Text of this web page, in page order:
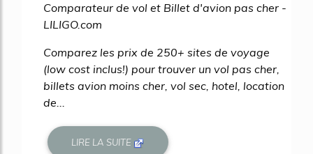
Comparateur de vol et Billet d'avion pas cher -
LILIGO.com
Comparez les prix de 250+ sites de voyage
(low cost inclus!) pour trouver un vol pas cher,
billets avion moins cher, vol sec, hotel, location
de...
LIRE LA SUITE